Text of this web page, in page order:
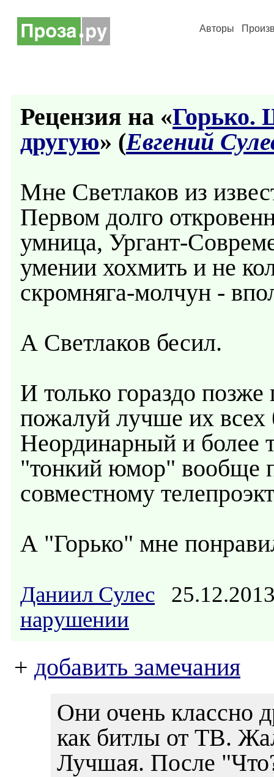
Авторы
Рецензия на «Горько.
другую» (Евгений
Мне Светлаков из
Первом долго
умница, Ургант-
умении хохмить и не
скромняга-молчун -
А Светлаков бесил.
И только гораздо
пожалуй лучше их всех
Неординарный и более
"тонкий юмор" вообще
совместному
А "Горько" мне
Даниил Сулес
нарушении
+ добавить замечания
Они очень классно
как битлы от ТВ.
Лучшая. После